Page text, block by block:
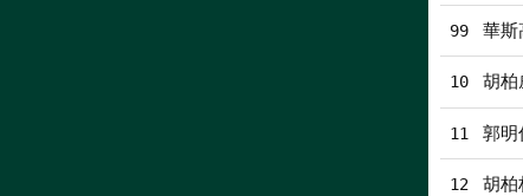
99 華
10 胡柏
11 郭明
12 胡柏